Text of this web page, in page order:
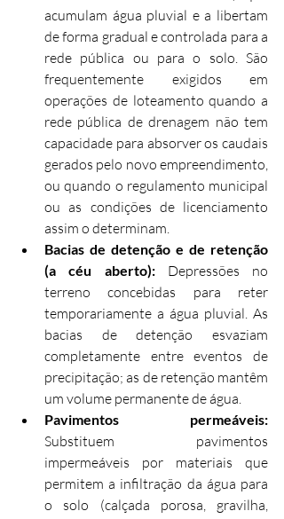
acumulam água pluvial e a libertam
de forma gradual e controlada para a
rede pública ou para o solo. São
frequentemente exigidos em
operações de loteamento quando a
rede pública de drenagem não tem
capacidade para absorver os caudais
gerados pelo novo empreendimento,
ou quando o regulamento municipal
ou as condições de licenciamento
assim o determinam.
Bacias de detenção e de retenção
(a céu aberto): Depressões no
terreno concebidas para reter
temporariamente a água pluvial. As
bacias de detenção esvaziam
completamente entre eventos de
precipitação; as de retenção mantêm
um volume permanente de água.
Substituem pavimentos
impermeáveis por materiais que
permitem a infiltração da água para
o solo (calçada porosa, gravilha,